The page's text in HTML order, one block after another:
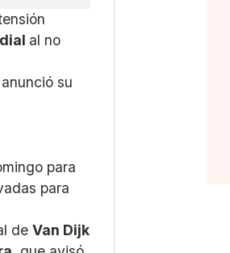
al no
anunció su
para
para
deVan Dijk